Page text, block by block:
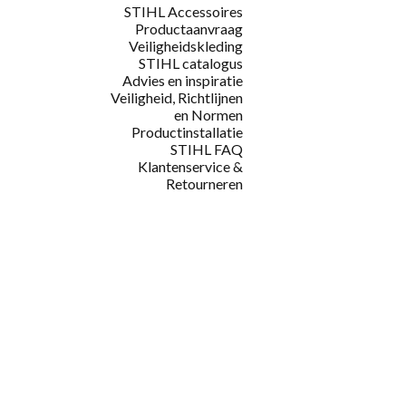
STIHL Accessoires
Productaanvraag
Veiligheidskleding
STIHL catalogus
Advies en inspiratie
Veiligheid, Richtlijnen
en Normen
Productinstallatie
STIHL FAQ
Klantenservice &
Retourneren